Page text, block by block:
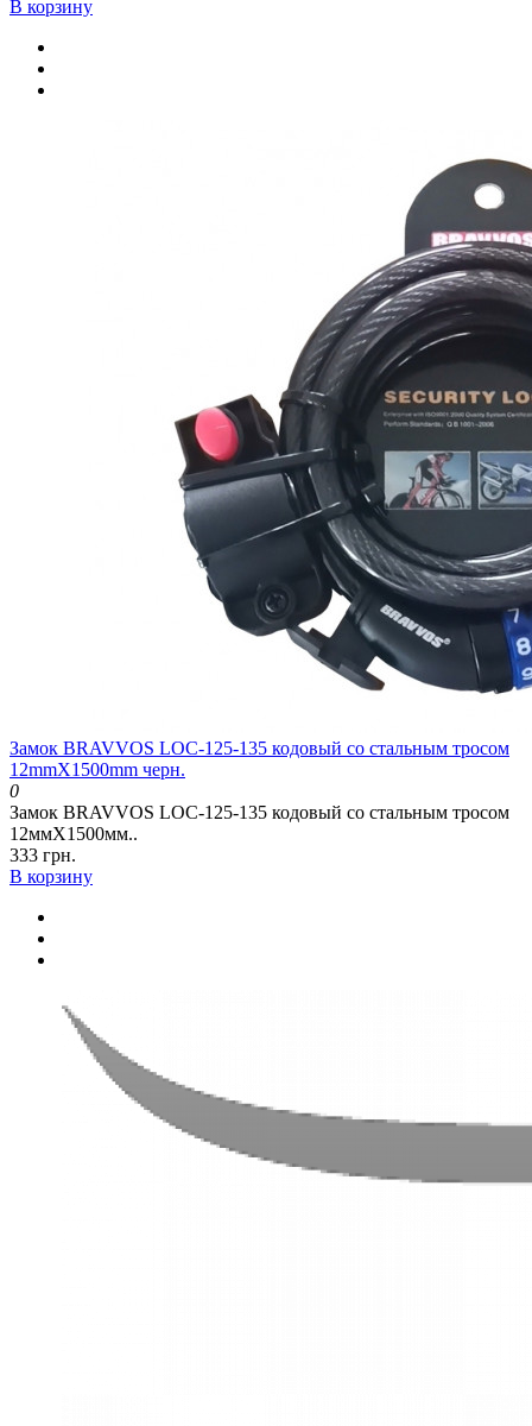
В корзину
Замок BRAVVOS LOC-125-135 кодовый со стальным тросом
12mmX1500mm черн.
0
Замок BRAVVOS LOC-125-135 кодовый со стальным тросом
12ммX1500мм..
333 грн.
В корзину